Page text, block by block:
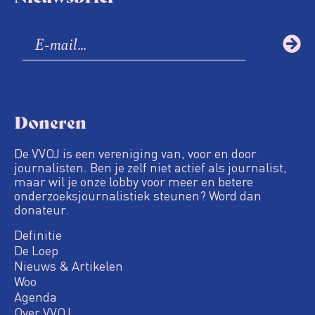
Doneren
De VVOJ is een vereniging van, voor en door
journalisten. Ben je zelf niet actief als journalist,
maar wil je onze lobby voor meer en betere
onderzoeksjournalistiek steunen? Word dan
donateur.
Definitie
De Loep
Nieuws & Artikelen
Woo
Agenda
Over VVOJ